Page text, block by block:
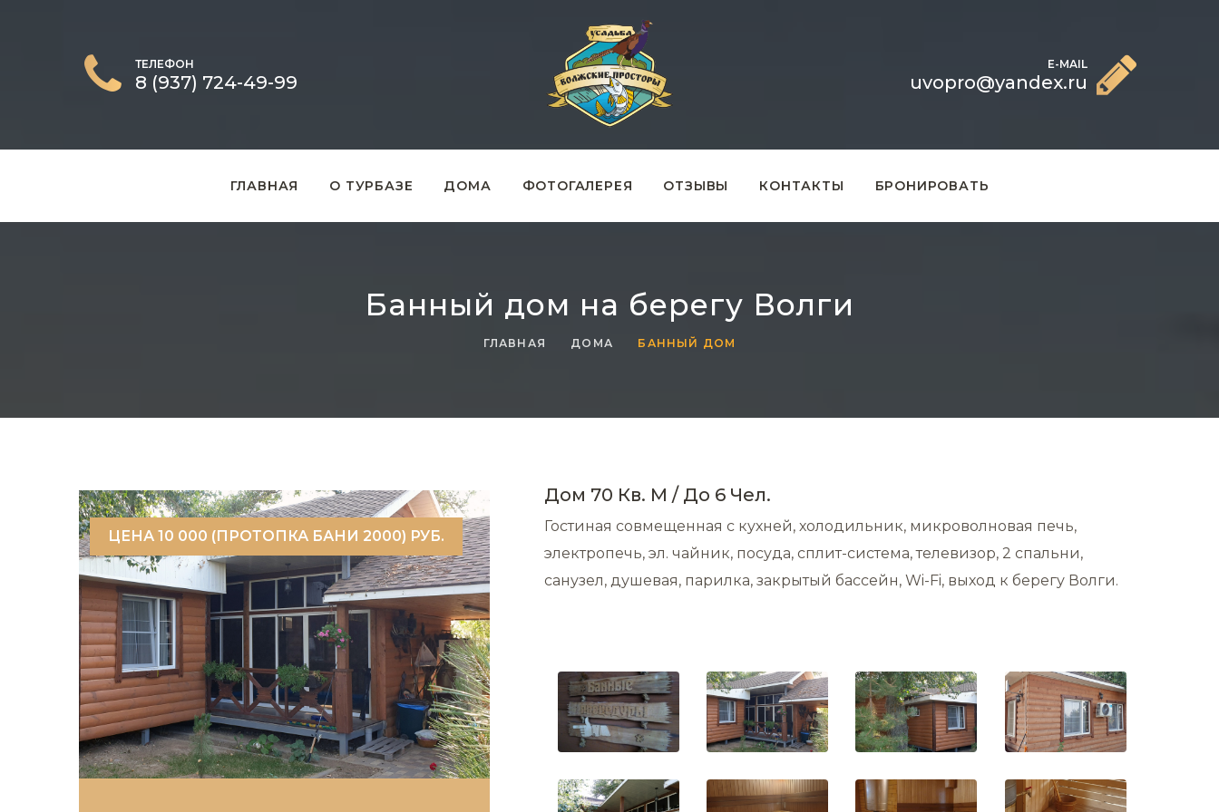
ТЕЛЕФОН
8 (937) 724-49-99
E-MAIL
uvopro@yandex.ru
ГЛАВНАЯ О ТУРБАЗЕ ДОМА ФОТОГАЛЕРЕЯ ОТЗЫВЫ КОНТАКТЫ БРОНИРОВАТЬ
Банный дом на берегу Волги
ГЛАВНАЯ ДОМА БАННЫЙ ДОМ
ЦЕНА 10 000 (ПРОТОПКА БАНИ 2000) РУБ.
Дом 70 Кв. М / До 6 Чел.
Гостиная совмещенная с кухней, холодильник, микроволновая печь,
электропечь, эл. чайник, посуда, сплит-система, телевизор, 2 спальни,
санузел, душевая, парилка, закрытый бассейн, Wi-Fi, выход к берегу Волги.